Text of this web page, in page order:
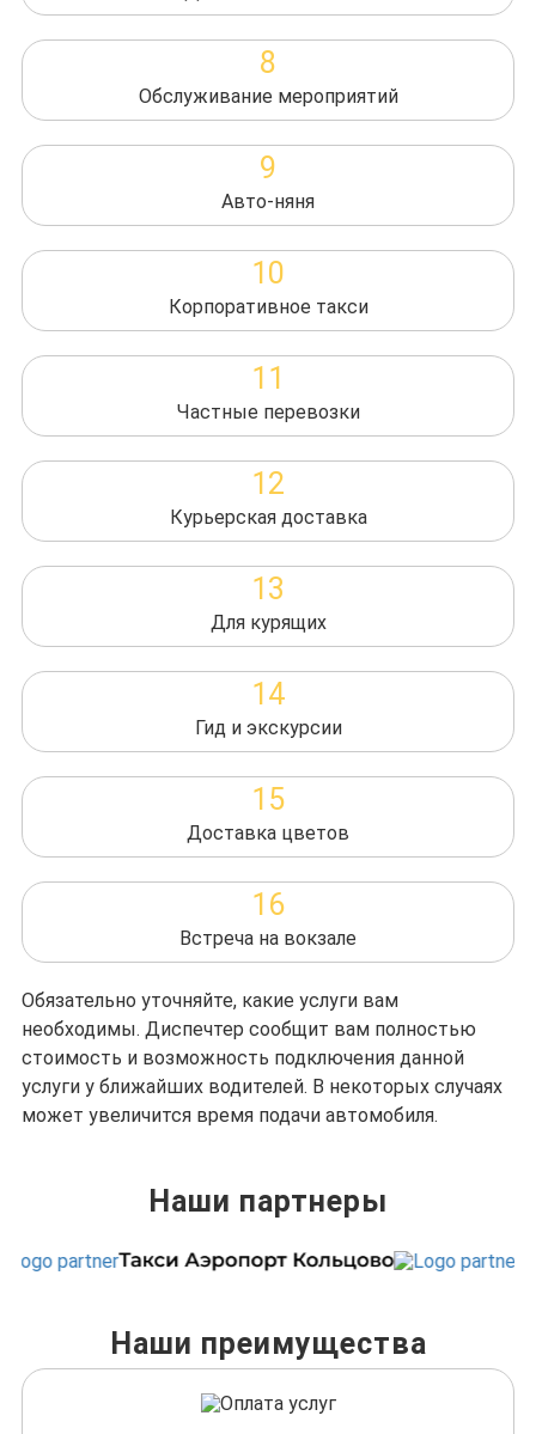
8
Обслуживание мероприятий
9
Авто-няня
10
Корпоративное такси
11
Частные перевозки
12
Курьерская доставка
13
Для курящих
14
Гид и экскурсии
15
Доставка цветов
16
Встреча на вокзале
Обязательно уточняйте, какие услуги вам
необходимы. Диспечтер сообщит вам полностью
стоимость и возможность подключения данной
услуги у ближайших водителей. В некоторых случаях
может увеличится время подачи автомобиля.
Наши партнеры
Наши преимущества